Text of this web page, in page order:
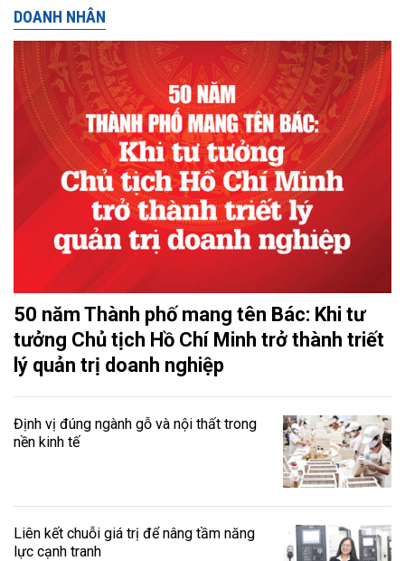
DOANH NHÂN
50 năm Thành phố mang tên Bác: Khi tư
tưởng Chủ tịch Hồ Chí Minh trở thành triết
lý quản trị doanh nghiệp
Định vị đúng ngành gỗ và nội thất trong
nền kinh tế
Liên kết chuỗi giá trị để nâng tầm năng
lực cạnh tranh